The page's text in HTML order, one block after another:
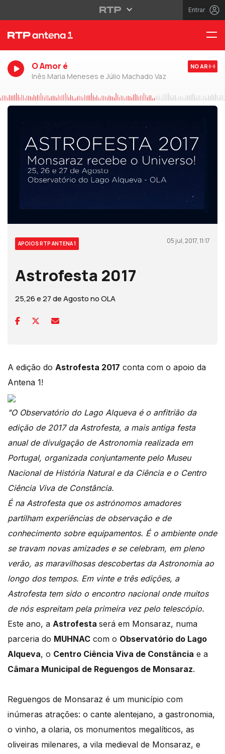
Entrar
O Amor é
Inês Maria Meneses e Júlio Machado Vaz
NO AR
APOIOS RTP ANTENA 1 05 jul, 2017, 11:17
Astrofesta 2017
25,26 e 27 de Agosto no OLA
A edição do Astrofesta 2017 conta com o apoio da
Antena 1!
"O Observatório do Lago Alqueva é o anfitrião da
edição de 2017 da Astrofesta, a mais antiga festa
anual de divulgação de Astronomia realizada em
Portugal, organizada conjuntamente pelo Museu
Nacional de História Natural e da Ciência e o Centro
Ciência Viva de Constância.
É na Astrofesta que os astrónomos amadores
partilham experiências de observação e de
conhecimento sobre equipamentos. É o ambiente onde
se travam novas amizades e se celebram, em pleno
verão, as maravilhosas descobertas da Astronomia ao
longo dos tempos. Em vinte e três edições, a
Astrofesta tem sido o encontro nacional onde muitos
de nós espreitam pela primeira vez pelo telescópio.
Este ano, a Astrofesta será em Monsaraz, numa
parceria do MUHNAC com o Observatório do Lago
Alqueva, o Centro Ciência Viva de Constância e a
Câmara Municipal de Reguengos de Monsaraz.
Reguengos de Monsaraz é um município com
inúmeras atrações: o cante alentejano, a gastronomia,
o vinho, a olaria, os monumentos megalíticos, as
oliveiras milenares, a vila medieval de Monsaraz, e